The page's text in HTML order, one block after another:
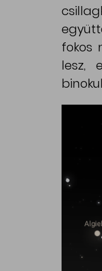
fokos
lesz,